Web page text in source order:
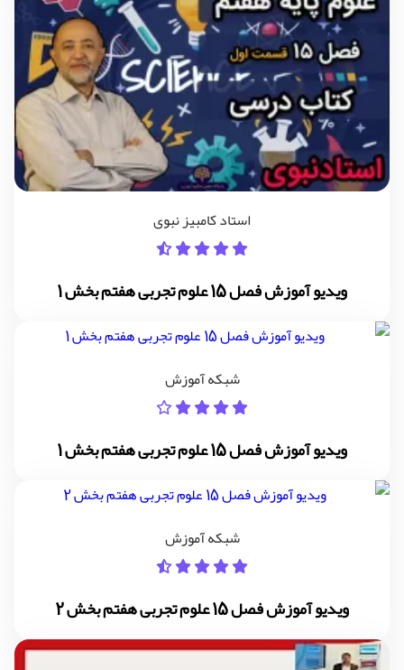
استاد کامبیز نبوی
ویدیو آموزش فصل 15 علوم تجربی هفتم بخش 1
شبکه آموزش
ویدیو آموزش فصل 15 علوم تجربی هفتم بخش 1
شبکه آموزش
ویدیو آموزش فصل 15 علوم تجربی هفتم بخش 2